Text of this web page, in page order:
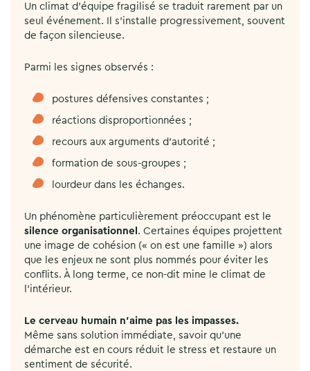
Un climat d’équipe fragilisé se traduit rarement par un
seul événement. Il s’installe progressivement, souvent
de façon silencieuse.
Parmi les signes observés :
postures défensives constantes ;
réactions disproportionnées ;
recours aux arguments d’autorité ;
formation de sous-groupes ;
lourdeur dans les échanges.
Un phénomène particulièrement préoccupant est le
silence organisationnel . Certaines équipes projettent
une image de cohésion (« on est une famille ») alors
que les enjeux ne sont plus nommés pour éviter les
conflits. À long terme, ce non-dit mine le climat de
l’intérieur.
Le cerveau humain n’aime pas les impasses.
Même sans solution immédiate, savoir qu’une
démarche est en cours réduit le stress et restaure un
sentiment de sécurité.